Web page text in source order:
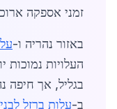
זמני אספקה
באזור נהריה ו-
העלויות נמוכות
בגליל, אך חיפה
ב-עלות ברזל